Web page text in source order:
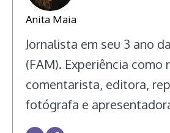
Anita Maia
Jornalista em seu 3 ano
(FAM). Experiência como
comentarista, editora,
fotógrafa e